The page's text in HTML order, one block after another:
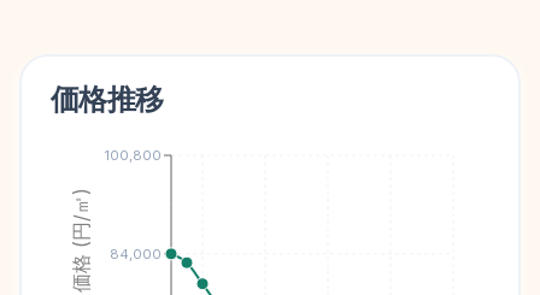
価格推移
84,000
100,800
価格 (円/㎡)